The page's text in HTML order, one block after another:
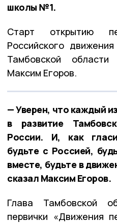
школы №1.
Старт открытию
Российского
Тамбовской
Максим Егоров.
— Уверен, что каждый
в развитие
России. И, как
будьте с Россией,
вместе, будьте в
сказал Максим Егоров.
Глава Тамбовской
первички «Движения